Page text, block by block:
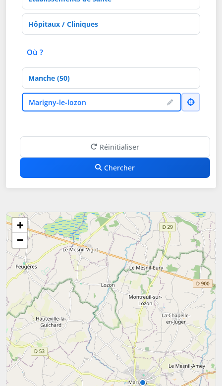
Activités de soins
Où ?
Département
VilleMarigny-le-lozon
Réinitialiser
Chercher
+
−